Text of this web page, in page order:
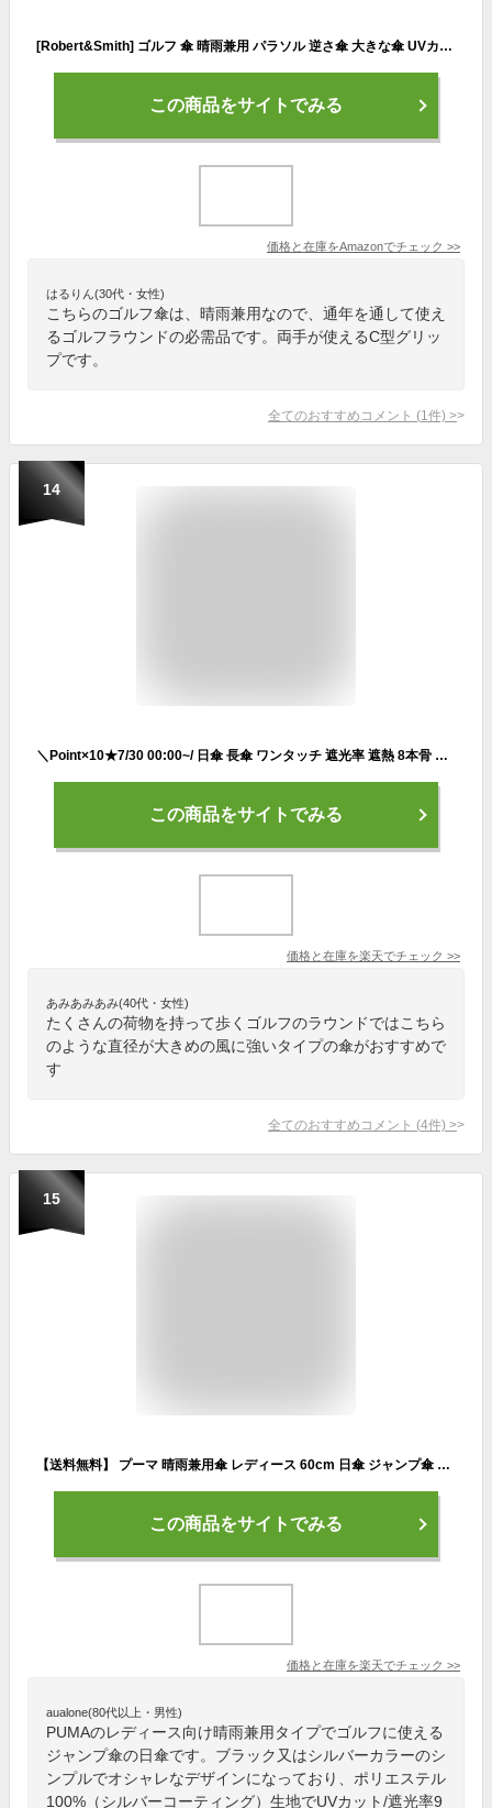
[Robert&Smith] ゴルフ 傘 晴雨兼用 パラソル 逆さ傘 大きな傘 UVカット 紫外線対策 日傘 メンズ ユニセックス ＊カバー付き (黒白ネイビー)
この商品をサイトでみる
価格と在庫をAmazonでチェック >>
はるりん(30代・女性)
こちらのゴルフ傘は、晴雨兼用なので、通年を通して使え
るゴルフラウンドの必需品です。両手が使えるC型グリッ
プです。
全てのおすすめコメント (1 件) >
14
＼Point×10★7/30 00:00~/ 日傘 長傘 ワンタッチ 遮光率 遮熱 8本骨 耐強風 晴雨兼用 雨傘 大きめ おしゃれ 軽量 メンズ 日傘 黒 レディース スポーツ 和風 男性 女性 丈夫 かわいい 風に強い 夏 ゴルフ 観戦 子供 梅雨対策グッズ 誕生日 敬老の日プレゼント 70代
この商品をサイトでみる
価格と在庫を楽天でチェック >>
あみあみあみ(40代・女性)
たくさんの荷物を持って歩くゴルフのラウンドではこちら
のような直径が大きめの風に強いタイプの傘がおすすめで
す
全てのおすすめコメント (4件) >
15
【送料無料】 プーマ 晴雨兼用傘 レディース 60cm 日傘 ジャンプ傘 完全遮光 ゴルフ レジャー スポーツ観戦 傘 パラソル 大判 軽量 晴雨兼用 長傘 uv 紫外線 対策 ブランド PUMA 大きい 雨具 ゴルフ傘 ワンタッチ シルバー ブラック アウトドア おしゃれ 素敵
この商品をサイトでみる
価格と在庫を楽天でチェック >>
aualone(80代以上・男性)
PUMAのレディース向け晴雨兼用タイプでゴルフに使える
ジャンプ傘の日傘です。ブラック又はシルバーカラーのシ
ンプルでオシャレなデザインになっており、ポリエステル
100%（シルバーコーティング）生地でUVカット/遮光率9